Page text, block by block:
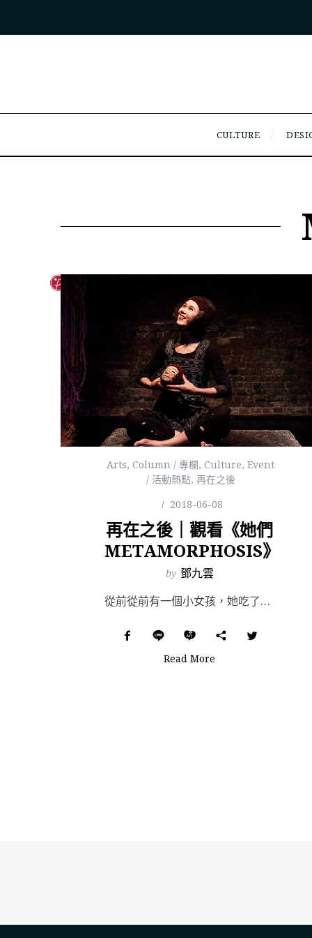
CULTURE
Arts, Column / 專欄, Culture, Event
/ 活動熱點, 再在之後
2018-06-08
再在之後｜觀看《她們
METAMORPHOSIS》
by 鄧九雲
從前從前有一個小女孩，她吃了一顆蘋果，然後她就死掉了。從前從前有另一個小女孩，她遇到了大野狼，然後她...
Read More